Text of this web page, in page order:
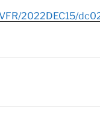
2022DEC15/